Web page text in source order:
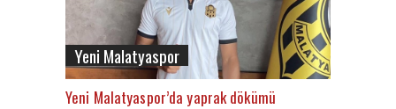
Yeni Malatyaspor
Yeni Malatyaspor’da yaprak dökümü